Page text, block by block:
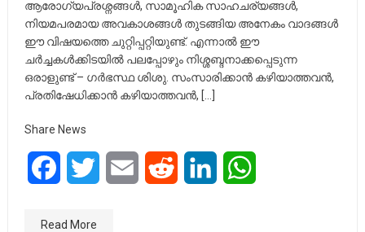
ആരോഗ്യപ്രശ്നങ്ങൾ, സാമൂഹിക സാഹചര്യങ്ങൾ,
നിയമപരമായ അവകാശങ്ങൾ തുടങ്ങിയ അനേകം വാദങ്ങൾ
ഈ വിഷയത്തെ ചുറ്റിപ്പറ്റിയുണ്ട്. എന്നാൽ ഈ
ചർച്ചകൾക്കിടയിൽ പലപ്പോഴും നിശ്ശബ്ദനാക്കപ്പെടുന്ന
ഒരാളുണ്ട് – ഗർഭസ്ഥ ശിശു. സംസാരിക്കാൻ കഴിയാത്തവൻ,
പ്രതിഷേധിക്കാൻ കഴിയാത്തവൻ, […]
Share News
FacebookTwitter Email Reddit LinkedIn
Read More